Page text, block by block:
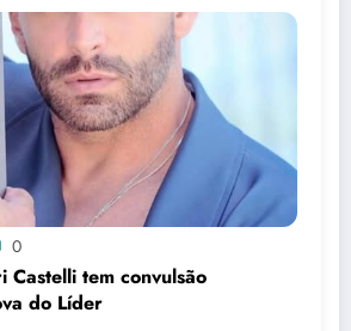
0
tem convulsão
do Líder